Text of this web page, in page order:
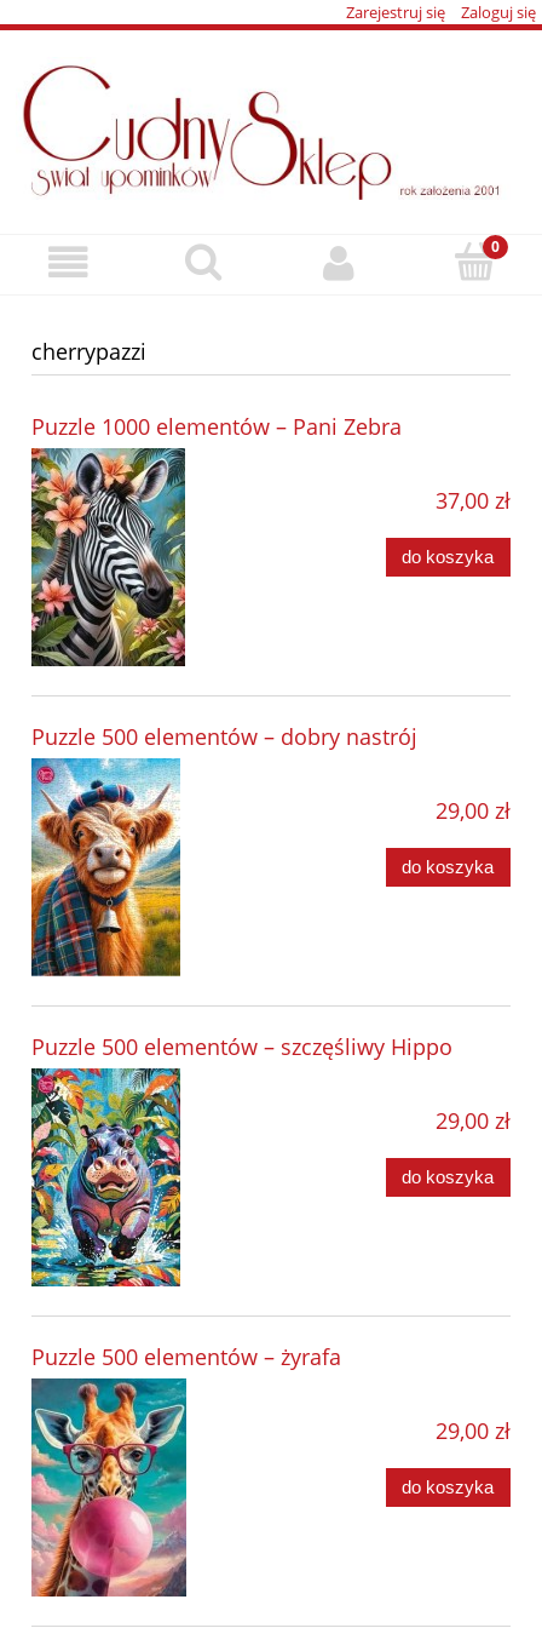
Zarejestruj się Zaloguj się
cherrypazzi
Puzzle 1000 elementów – Pani Zebra
37,00 zł
do koszyka
Puzzle 500 elementów – dobry nastrój
29,00 zł
do koszyka
Puzzle 500 elementów – szczęśliwy Hippo
29,00 zł
do koszyka
Puzzle 500 elementów – żyrafa
29,00 zł
do koszyka